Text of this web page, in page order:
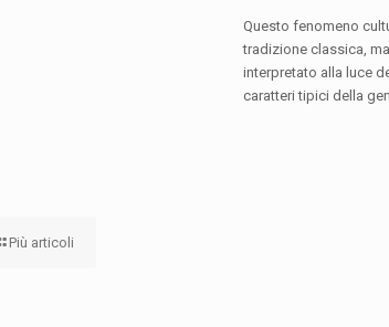
Questo fenomeno
tradizione classica,
interpretato alla luce
caratteri tipici della
Più articoli